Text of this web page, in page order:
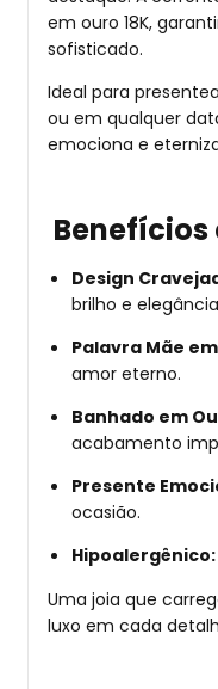
em ouro 18K,
sofisticado.
Ideal para
ou em qualquer
emociona e
Design
brilho e
Palavra Mãe
amor eterno.
Banhado em
acabamento
Presente
ocasião.
Hipoalergênico:
Uma joia que
luxo em cada